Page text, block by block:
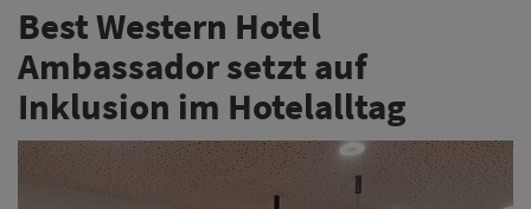
Best Western Hotel
Ambassador setzt auf
Inklusion im Hotelalltag